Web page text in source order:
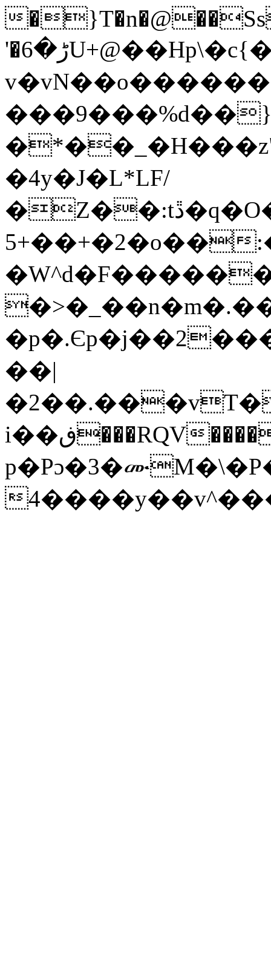
'�ڑ�6U+@��Hp\�c{�z��n��xN�����xƍ
�4y�J�L*LF/
�Z��:tڐ�q�O���O�go��`�mO�_w��^�M�o-
5+��+�2�o��
��|
i��ڧ���RQV����0������+�<��E�dZ���u����f.%,԰D�> ?